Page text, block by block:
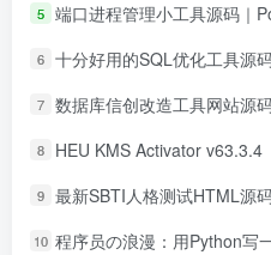
5 端口进程管理小工具源码｜
6 十分好用的SQL优化工具源
7 数据库信创改造工具网站源
8 HEU KMS Activator v63.3.4
9 最新SBTI人格测试HTML源
10 程序员の浪漫：用Python写